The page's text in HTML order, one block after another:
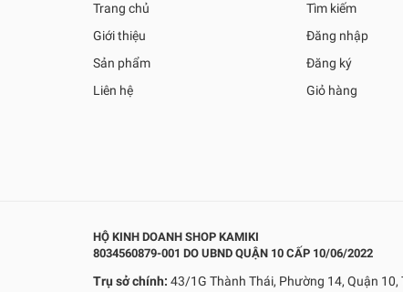
Trang chủ
Giới thiệu
Sản phẩm
Liên hệ
Tìm kiếm
Đăng nhập
Đăng ký
Giỏ hàng
HỘ KINH DOANH SHOP KAMIKI
8034560879-001 DO UBND QUẬN 10 CẤP 10/06/2022
Trụ sở chính: 43/1G Thành Thái, Phường 14, Quận 10,